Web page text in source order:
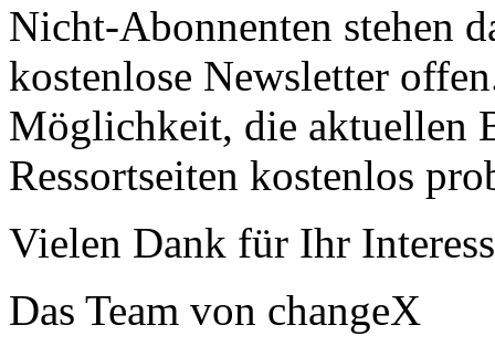
Nicht-Abonnenten stehen
kostenlose Newsletter
Möglichkeit, die aktuellen
Ressortseiten kostenlos
Vielen Dank für Ihr
Das Team von changeX